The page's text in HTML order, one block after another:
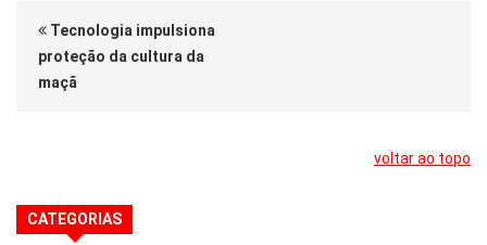
Tecnologia impulsiona
proteção da cultura da
maçã
voltar ao topo
CATEGORIAS